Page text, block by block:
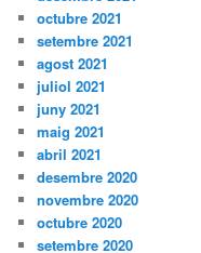
octubre 2021
setembre 2021
agost 2021
juliol 2021
juny 2021
maig 2021
abril 2021
desembre 2020
novembre 2020
octubre 2020
setembre 2020